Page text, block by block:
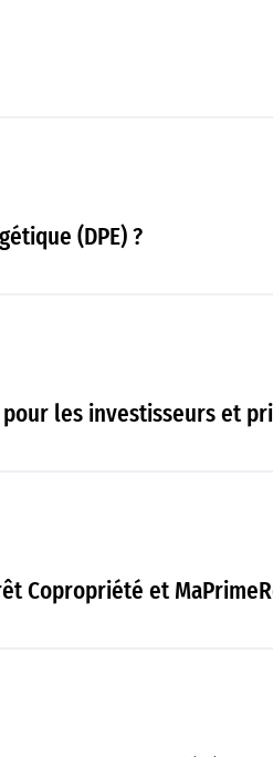
(DPE) ?
pour les investisseurs et
Copropriété et